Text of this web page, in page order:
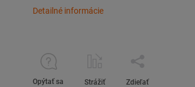
Detailné informácie
Opýtať sa Strážiť Zdieľať